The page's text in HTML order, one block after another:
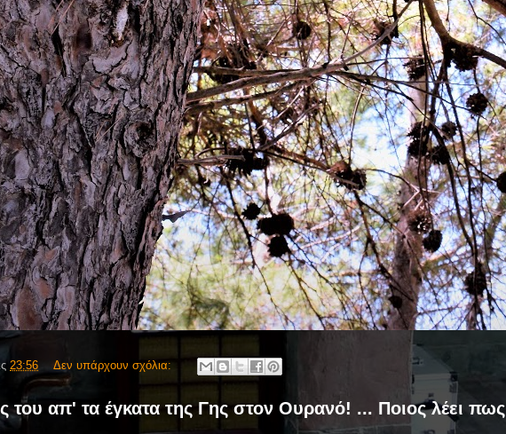
23:56 Δεν υπάρχουν σχόλια:
του απ' τα έγκατα της Γης στον Ουρανό! ... Ποιος λέει πως